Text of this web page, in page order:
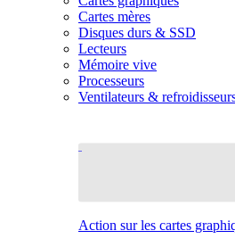
Cartes mères
Disques durs & SSD
Lecteurs
Mémoire vive
Processeurs
Ventilateurs &
Action sur les cartes